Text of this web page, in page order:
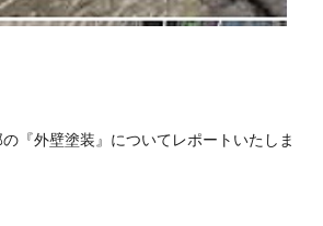
『外壁塗装』についてレポートいたしま